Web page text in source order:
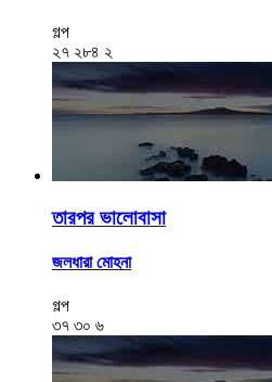
গল্প
২৭ ২৮৪ ২
তারপর ভালোবাসা
জলধারা মোহনা
গল্প
৩৭ ৩০ ৬